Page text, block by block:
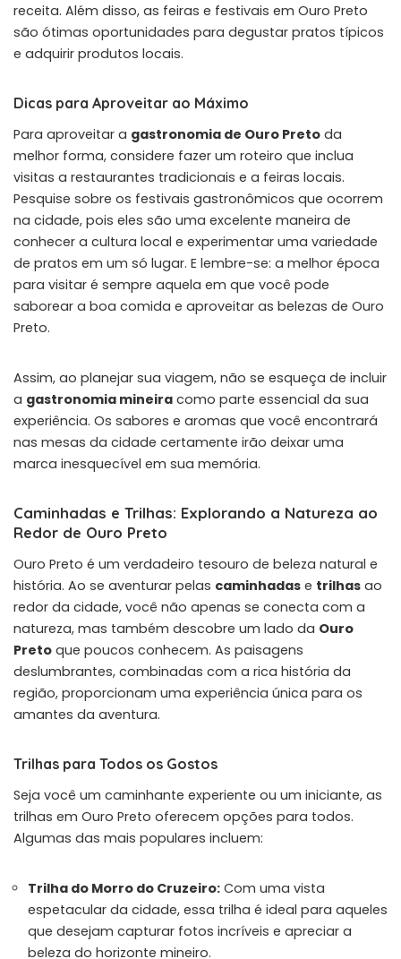
receita. Além disso, as feiras e festivais em Ouro Preto
são ótimas oportunidades para degustar pratos típicos
e adquirir produtos locais.
Dicas para Aproveitar ao Máximo
Para aproveitar a gastronomia de Ouro Preto da
melhor forma, considere fazer um roteiro que inclua
visitas a restaurantes tradicionais e a feiras locais.
Pesquise sobre os festivais gastronômicos que ocorrem
na cidade, pois eles são uma excelente maneira de
conhecer a cultura local e experimentar uma variedade
de pratos em um só lugar. E lembre-se: a melhor época
para visitar é sempre aquela em que você pode
saborear a boa comida e aproveitar as belezas de Ouro
Preto.
Assim, ao planejar sua viagem, não se esqueça de incluir
a gastronomia mineira como parte essencial da sua
experiência. Os sabores e aromas que você encontrará
nas mesas da cidade certamente irão deixar uma
marca inesquecível em sua memória.
Caminhadas e Trilhas: Explorando a Natureza ao
Redor de Ouro Preto
Ouro Preto é um verdadeiro tesouro de beleza natural e
história. Ao se aventurar pelas caminhadas e trilhas ao
redor da cidade, você não apenas se conecta com a
natureza, mas também descobre um lado da Ouro
Preto que poucos conhecem. As paisagens
deslumbrantes, combinadas com a rica história da
região, proporcionam uma experiência única para os
amantes da aventura.
Trilhas para Todos os Gostos
Seja você um caminhante experiente ou um iniciante, as
trilhas em Ouro Preto oferecem opções para todos.
Algumas das mais populares incluem:
Trilha do Morro do Cruzeiro: Com uma vista
espetacular da cidade, essa trilha é ideal para aqueles
que desejam capturar fotos incríveis e apreciar a
beleza do horizonte mineiro.